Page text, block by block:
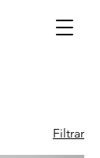
Filtrar